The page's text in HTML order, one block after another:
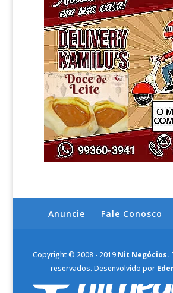
Anuncie Fale Conosco
Copyright © 2008 - 2019 Nit Negócios.
reservados. Desenvolvido por